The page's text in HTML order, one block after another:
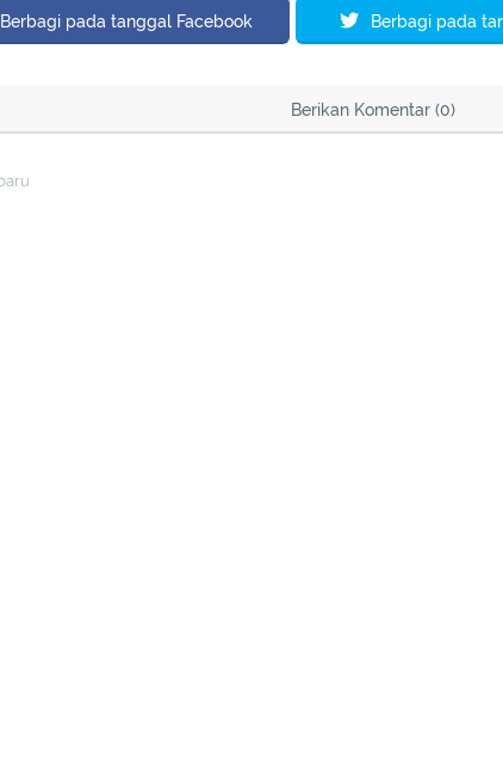
Berbagi pada tanggal Facebook Berbagi pada
Berikan Komentar (0)